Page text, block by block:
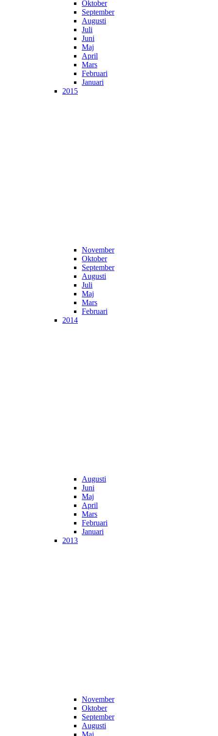
Oktober
September
Augusti
Juli
Juni
Maj
April
Mars
Februari
Januari
2015
November
Oktober
September
Augusti
Juli
Maj
Mars
Februari
2014
Augusti
Juni
Maj
April
Mars
Februari
Januari
2013
November
Oktober
September
Augusti
Maj